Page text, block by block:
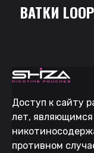
ВАТКИ
Доступ к сайту
лет,
противном